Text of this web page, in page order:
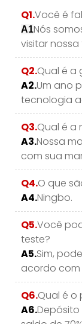
Q1.Você é
A1Nós
visitar
Q2.Qual é a
A2.Um ano
tecnologia
Q3.Qual é a
A3.Nossa
com sua
Q4.O que
A4.Ningbo.
Q5.Você
teste?
A5.Sim,
acordo com
Q6.Qual é
A6.